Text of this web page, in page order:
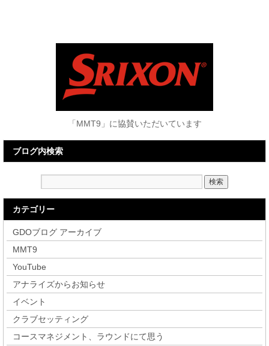
「MMT9」に協賛いただいています
ブログ内検索
カテゴリー
GDOブログ アーカイブ
MMT9
YouTube
アナライズからお知らせ
イベント
クラブセッティング
コースマネジメント、ラウンドにて思う